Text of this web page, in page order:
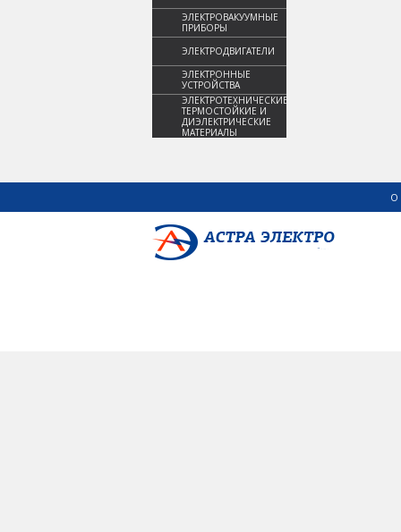
ЭЛЕКТРОВАКУУМНЫЕ
ПРИБОРЫ
ЭЛЕКТРОДВИГАТЕЛИ
ЭЛЕКТРОННЫЕ
УСТРОЙСТВА
ЭЛЕКТРОТЕХНИЧЕСКИЕ,
ТЕРМОСТОЙКИЕ И
ДИЭЛЕКТРИЧЕСКИЕ
МАТЕРИАЛЫ